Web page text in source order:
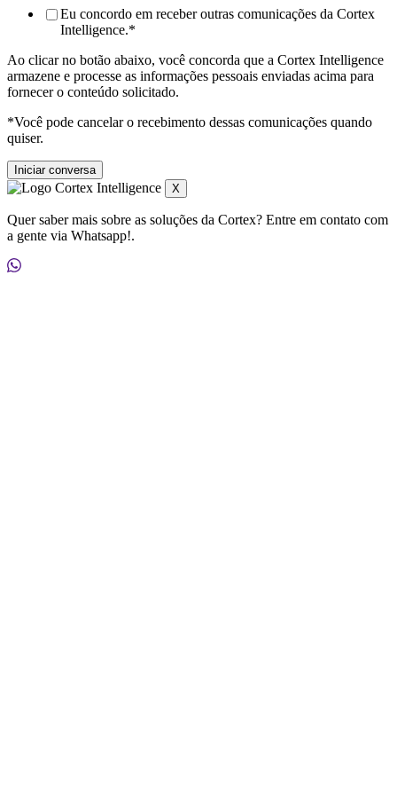
Intelligence.*
Ao clicar no botão abaixo, você concorda que a Cortex Intelligence
fornecer o conteúdo solicitado.
quiser.
X
a gente via Whatsapp!.